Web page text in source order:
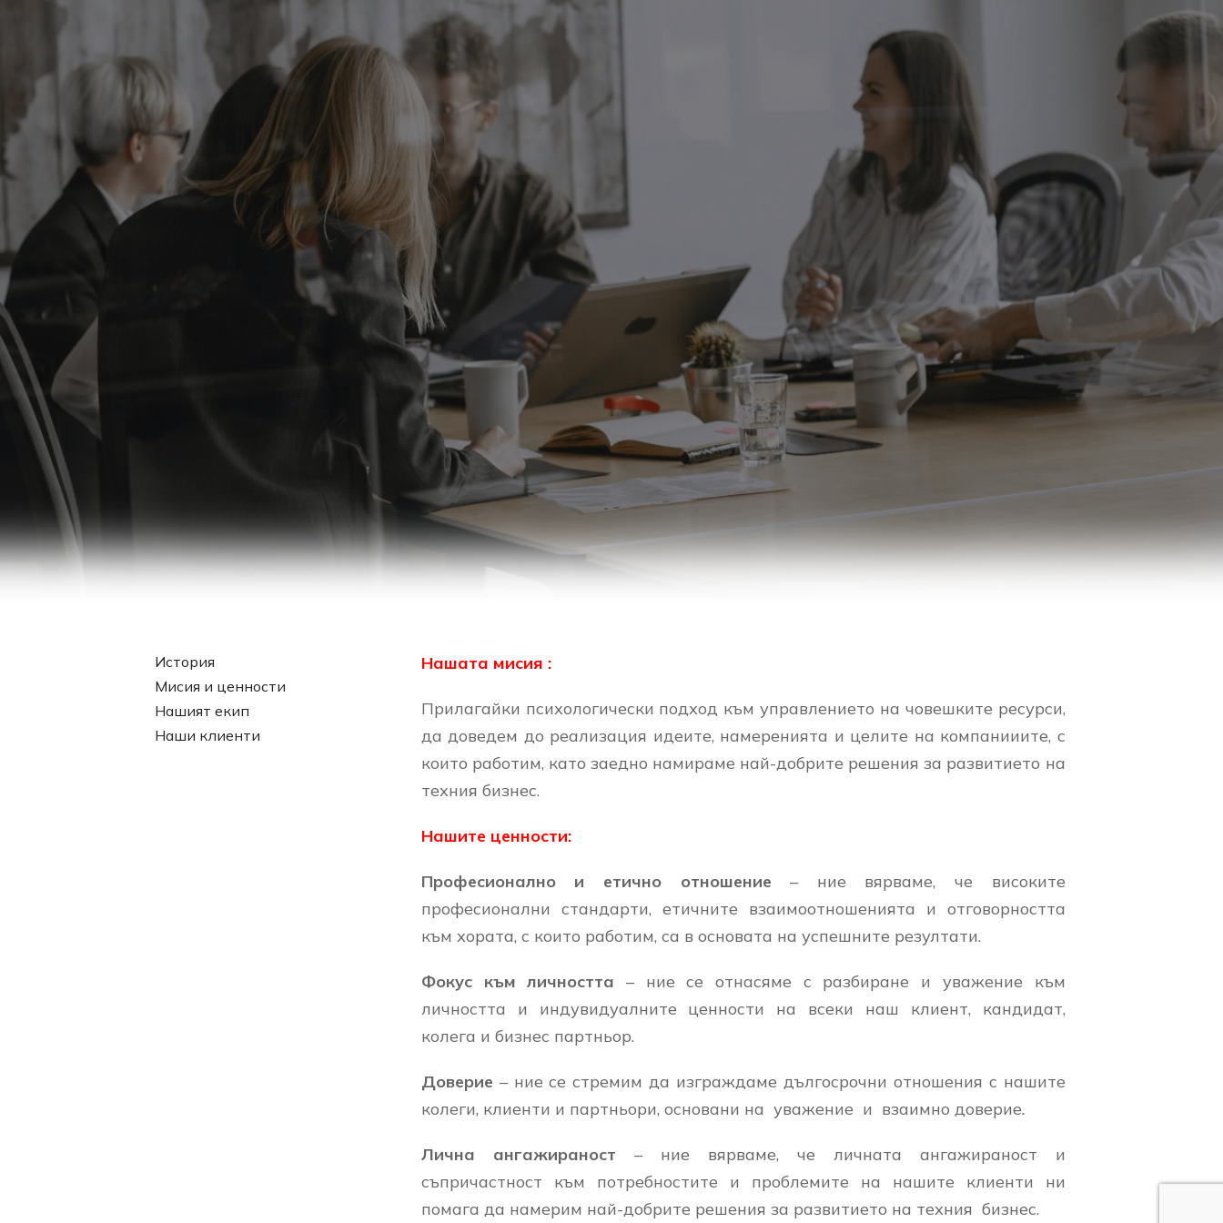
История
Мисия и ценности
Нашият екип
Наши клиенти
Нашата мисия :
Прилагайки психологически подход към управлението на човешките ресурси,
да доведем до реализация идеите, намеренията и целите на компанииите, с
които работим, като заедно намираме най-добрите решения за развитието на
техния бизнес.
Нашите ценности:
Професионално и етично отношение– ние вярваме, че високите
професионални стандарти, етичните взаимоотношенията и отговорността
към хората, с които работим, са в основата на успешните резултати.
Фокус към личността – ние се отнасяме с разбиране и уважение към
личността и индувидуалните ценности на всеки наш клиент, кандидат,
колега и бизнес партньор.
Доверие – ние се стремим да изграждаме дългосрочни отношения с нашите
колеги, клиенти и партньори, основани на уважение и взаимно доверие.
Лична ангажираност – ние вярваме, че личната ангажираност и
съпричастност към потребностите и проблемите на нашите клиенти ни
помага да намерим най-добрите решения за развитието на техния бизнес.